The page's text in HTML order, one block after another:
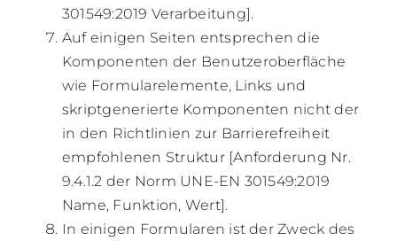
301549:2019 Verarbeitung].
Auf einigen Seiten entsprechen die
Komponenten der Benutzeroberfläche
wie Formularelemente, Links und
skriptgenerierte Komponenten nicht der
in den Richtlinien zur Barrierefreiheit
empfohlenen Struktur [Anforderung Nr.
9.4.1.2 der Norm UNE-EN 301549:2019
Name, Funktion, Wert].
In einigen Formularen ist der Zweck des